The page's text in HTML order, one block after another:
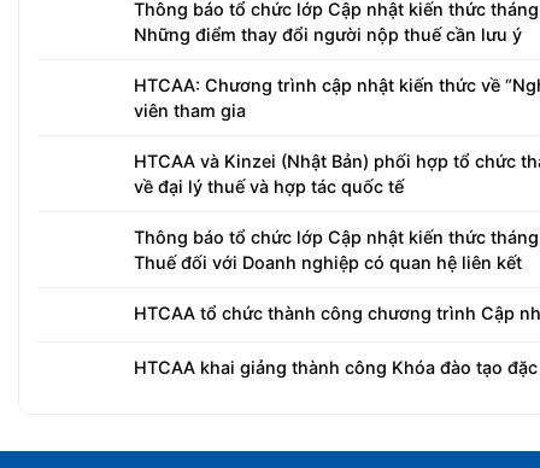
Thông báo tổ chức lớp Cập nhật kiến thức
Những điểm thay đổi người nộp thuế cần lưu ý
HTCAA: Chương trình cập nhật kiến thức về
viên tham gia
HTCAA và Kinzei (Nhật Bản) phối hợp tổ chức
về đại lý thuế và hợp tác quốc tế
Thông báo tổ chức lớp Cập nhật kiến thức
Thuế đối với Doanh nghiệp có quan hệ liên kết
HTCAA tổ chức thành công chương trình Cập
HTCAA khai giảng thành công Khóa đào tạo